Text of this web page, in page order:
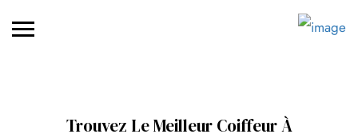
Trouvez Le Meilleur Coiffeur À